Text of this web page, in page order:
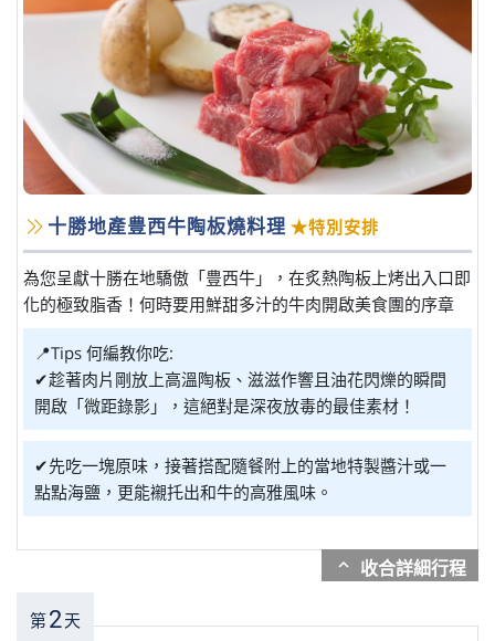
十勝地產豊西牛陶板燒料理 ★特別安排
為您呈獻十勝在地驕傲「豊西牛」，在炙熱陶板上烤出入口即
化的極致脂香！何時要用鮮甜多汁的牛肉開啟美食團的序章
📍Tips 何編教你吃:
✔趁著肉片剛放上高溫陶板、滋滋作響且油花閃爍的瞬間
開啟「微距錄影」，這絕對是深夜放毒的最佳素材！
✔先吃一塊原味，接著搭配隨餐附上的當地特製醬汁或一
點點海鹽，更能襯托出和牛的高雅風味。
expand_more
第2天